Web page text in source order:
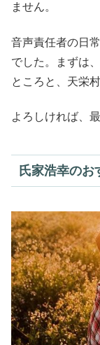
ません。
音声責任者の日
でした。まずは
ところと、天栄
よろしければ、
氏家浩幸のお